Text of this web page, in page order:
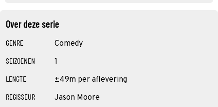
Over deze serie
GENRE Comedy
SEIZOENEN 1
LENGTE ±49m per aflevering
REGISSEUR Jason Moore